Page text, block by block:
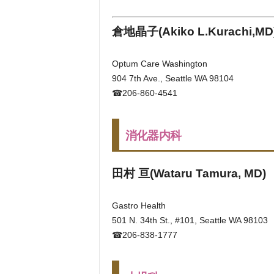
倉地晶子(Akiko
Optum Care Washington
904 7th Ave., Seattle WA 98104
☎206-860-4541
消化器内科
田村 亘(Wataru Tamura, MD)
Gastro Health
501 N. 34th St., #101, Seattle WA 98103
☎206-838-1777